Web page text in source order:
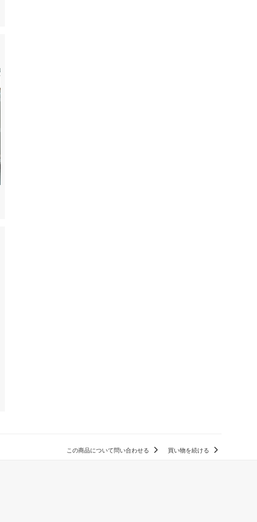
この商品について問い合わせる 買い物を続ける